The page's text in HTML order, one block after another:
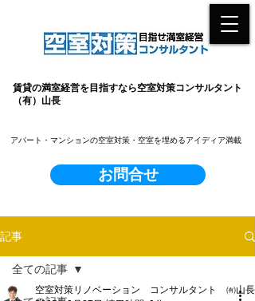
賃貸の満室経営を目指すなら空室対策コンサルタント
（有）山長
お問合せ
​アパート・マンションの空室対策・空室を埋めるアイディア満載
記事
全ての記事
空室対策リノベーション コンサルタント ㈲山長